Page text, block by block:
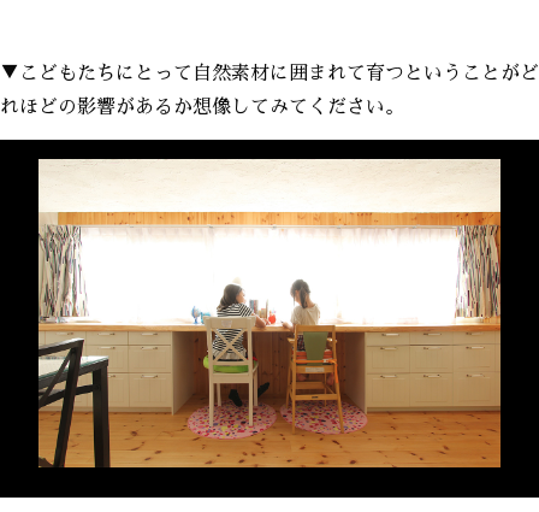
▼こどもたちにとって自然素材に囲まれて育つということがど
れほどの影響があるか想像してみてください。